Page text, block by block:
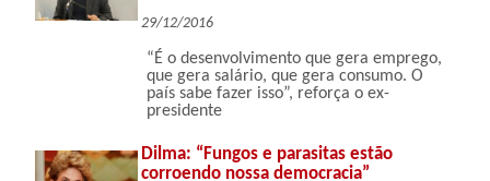
29/12/2016
“É o desenvolvimento que gera emprego,
que gera salário, que gera consumo. O
país sabe fazer isso”, reforça o ex-
presidente
Dilma: “Fungos e parasitas estão
corroendo nossa democracia”